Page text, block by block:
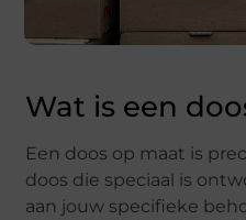
Wat is een
Een doos op maat is
doos die speciaal is
aan jouw specifieke